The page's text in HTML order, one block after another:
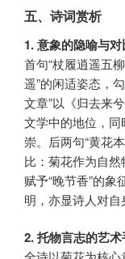
五、诗词赏析
1. 意象的隐喻与对
首句“杖履逍遥五
遥”的闲适姿态，
文章”以《归去来
文学中的地位，同
崇。后两句“黄花
比：菊花作为自
赋予“晚节香”的
明，亦显诗人对自
2. 托物言志的艺